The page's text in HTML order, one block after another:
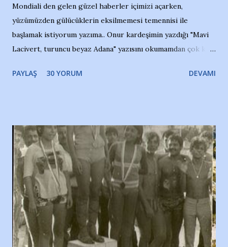
Mondiali den gelen güzel haberler içimizi açarken,
yüzümüzden gülücüklerin eksilmemesi temennisi ile
başlamak istiyorum yazıma.. Onur kardeşimin yazdığı "Mavi
Lacivert, turuncu beyaz Adana" yazısını okumamdan çok kısa
irkildim.. "Bursasporlu taraftarlar, İstanbul takımlarının
ve ürünlerini Bursa şehrinde görmek istemediklerini bir
protesto eylemiyle açıkladıklarını bildiriyordu.. Bu grup
adına açıklama yapan şahsı muhterem(!) ''Açık ve net olarak
söylüyoruz. Bu son uyarımızdır. Bunun yanısıra, bu takımlara
ait tanıtıcı ilanların asılmasına izin veren Bursa Büyükşehir
Belediyesi ile mağazaların bulunduğu alışveriş merkezlerini
de kınıyoruz'' diye de eklemiş .. Blogumuzda okuduğum bu
yazının hemen ardından bu habe...
PAYLAŞ 30 YORUM DEVAMI